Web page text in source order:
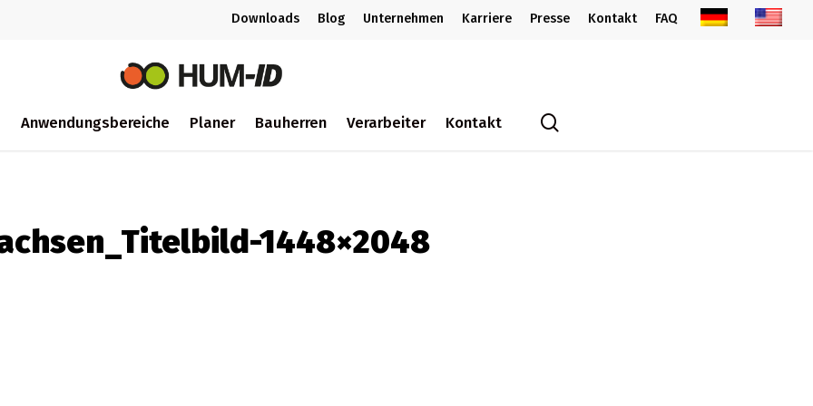
Downloads Blog Unternehmen Karriere Presse Kontakt FAQ
Anwendungsbereiche Planer Bauherren Verarbeiter Kontakt
1448×2048